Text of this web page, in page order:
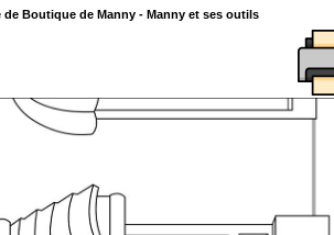
de Boutique de Manny - Manny et ses outils